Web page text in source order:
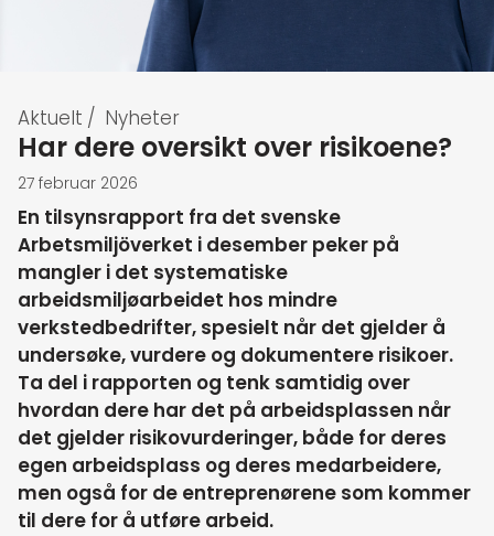
Aktuelt / Nyheter
Har dere oversikt over risikoene?
27 februar 2026
En tilsynsrapport fra det svenske
Arbetsmiljöverket i desember peker på
mangler i det systematiske
arbeidsmiljøarbeidet hos mindre
verkstedbedrifter, spesielt når det gjelder å
undersøke, vurdere og dokumentere risikoer.
Ta del i rapporten og tenk samtidig over
hvordan dere har det på arbeidsplassen når
det gjelder risikovurderinger, både for deres
egen arbeidsplass og deres medarbeidere,
men også for de entreprenørene som kommer
til dere for å utføre arbeid.